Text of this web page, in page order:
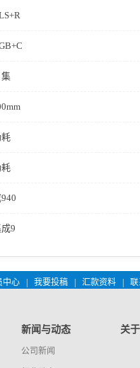
9
中心 我要投稿 汇款资料
新闻与动态
公司新闻
关